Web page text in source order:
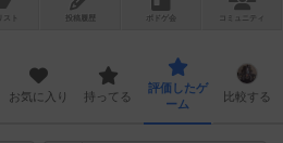
スト 投稿履歴 ボ ドゲ コミュニティ
お気に入り 持ってる
評価したゲ
ーム
比較する